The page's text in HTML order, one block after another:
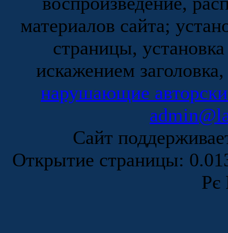
материалов сайта;
страницы,
искажением
нарушающие
Сайт
Открытие страницы:
Рє